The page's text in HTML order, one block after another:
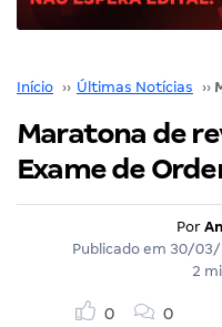
Início ›› Últimas Notícias ››
Maratona de
Exame de
Por
Publicado em 30/03/
2
0 0